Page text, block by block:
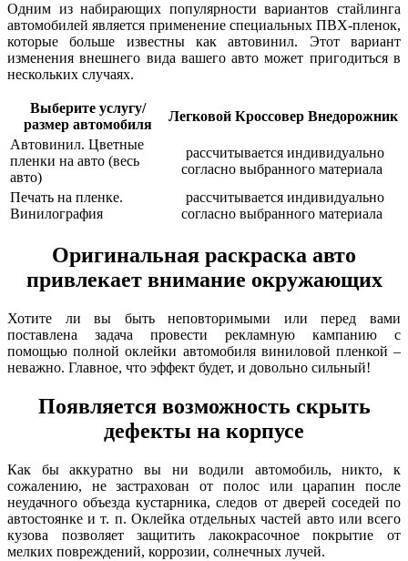
Одним из набирающих популярности вариантов стайлинга
автомобилей является применение специальных ПВХ-пленок,
которые больше известны как автовинил. Этот вариант
изменения внешнего вида вашего авто может пригодиться в
нескольких случаях.
Выберите услугу/
размер автомобиля
Легковой Кроссовер Внедорожник
Автовинил. Цветные
пленки на авто (весь
авто)
рассчитывается индивидуально
согласно выбранного материала
Печать на пленке.
Винилография
рассчитывается индивидуально
согласно выбранного материала
Оригинальная раскраска авто
привлекает внимание окружающих
Хотите ли вы быть неповторимыми или перед вами
поставлена задача провести рекламную кампанию с
помощью полной оклейки автомобиля виниловой пленкой –
неважно. Главное, что эффект будет, и довольно сильный!
Появляется возможность скрыть
дефекты на корпусе
Как бы аккуратно вы ни водили автомобиль, никто, к
сожалению, не застрахован от полос или царапин после
неудачного объезда кустарника, следов от дверей соседей по
автостоянке и т. п. Оклейка отдельных частей авто или всего
кузова позволяет защитить лакокрасочное покрытие от
мелких повреждений, коррозии, солнечных лучей.